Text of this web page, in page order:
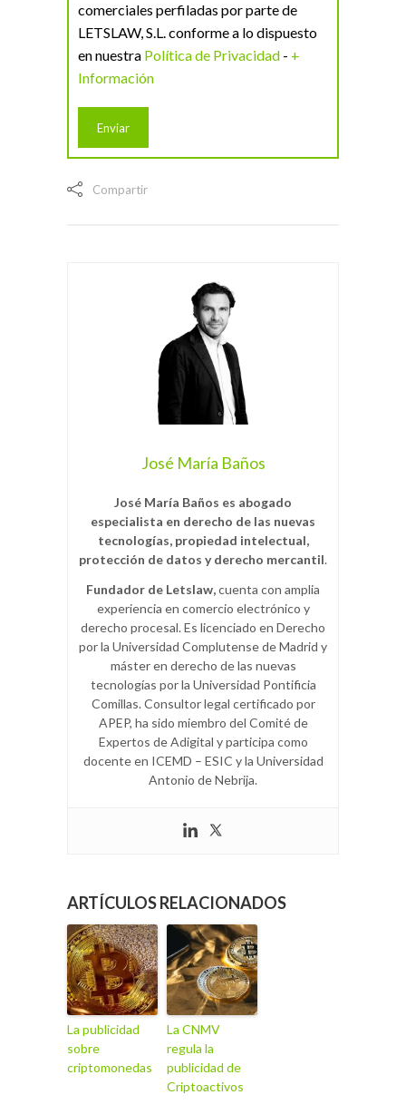
comerciales perfiladas por parte de
LETSLAW, S.L. conforme a lo dispuesto
en nuestra Política de Privacidad - +
Información
Compartir
José María Baños
José María Baños es abogado
especialista en derecho de las nuevas
tecnologías, propiedad intelectual,
protección de datos y derecho mercantil.
Fundador de Letslaw,cuenta con amplia
experiencia en comercio electrónico y
derecho procesal. Es licenciado en Derecho
por la Universidad Complutense de Madrid y
máster en derecho de las nuevas
tecnologías por la Universidad Pontificia
Comillas. Consultor legal certificado por
APEP, ha sido miembro del Comité de
Expertos de Adigital y participa como
docente en ICEMD – ESIC y la Universidad
Antonio de Nebrija.
ARTÍCULOS RELACIONADOS
La publicidad
sobre
criptomonedas
La CNMV
regula la
publicidad de
Criptoactivos